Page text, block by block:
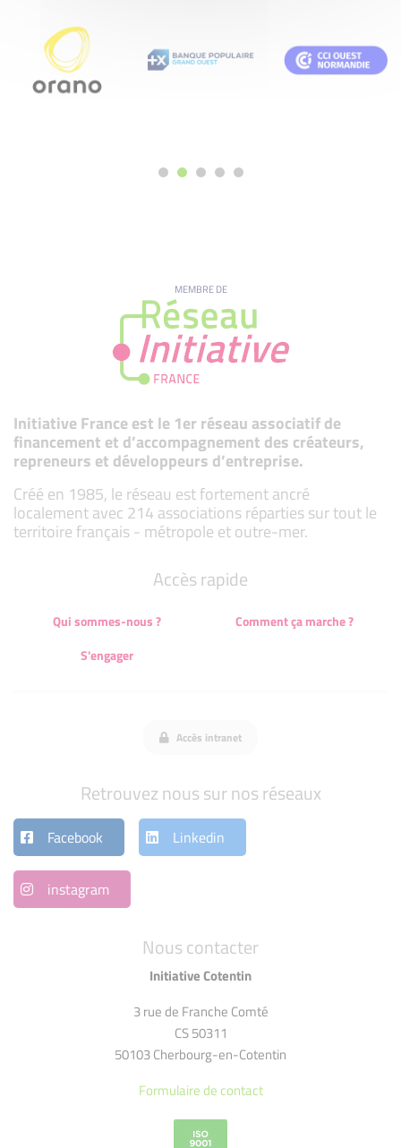
MEMBRE DE
Initiative France est le 1er réseau associatif de
financement et d’accompagnement des créateurs,
repreneurs et développeurs d’entreprise.
Créé en 1985, le réseau est fortement ancré
localement avec 214 associations réparties sur tout le
territoire français - métropole et outre-mer.
Nous contacter
Initiative Cotentin
3 rue de Franche Comté
CS 50311
50103 Cherbourg-en-Cotentin
Formulaire de contact
Accès rapide
Qui sommes-nous ?
Comment ça marche ?
S'engager
Accès intranet
Retrouvez nous sur nos réseaux
Facebook Linkedin
instagram